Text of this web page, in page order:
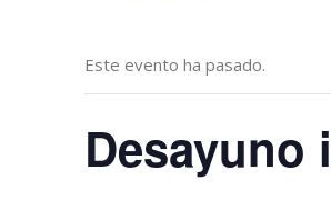
Este evento ha pasado.
Desayuno